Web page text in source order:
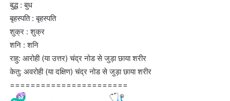
बुद्ध : बुध
बृहस्पति : बृहस्पति
शुक्र : शुक्र
शनि : शनि
राहु: आरोही (या उत्तर) चंद्र नोड से जुड़ा छाया शरीर
केतु: अवरोही (या दक्षिण) चंद्र नोड से जुड़ा छाया शरीर
=======================